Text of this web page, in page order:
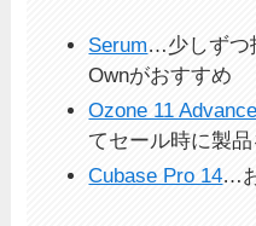
Serum…少しずつ
Ownがおすすめ
Ozone 11
てセール時に製
Cubase Pro 14…